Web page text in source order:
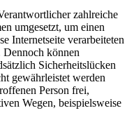
zahlreiche
umgesetzt, um einen
Internetseite verarbeiteten
Dennoch können
Sicherheitslücken
gewährleistet werden
Person frei,
Wegen, beispielsweise